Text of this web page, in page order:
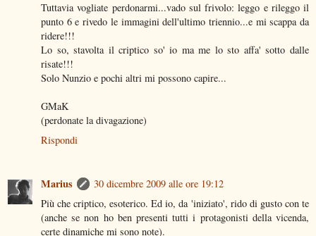
Tuttavia vogliate perdonarmi...vado sul frivolo: leggo e rileggo il
punto 6 e rivedo le immagini dell'ultimo triennio...e mi scappa da
ridere!!!
Lo so, stavolta il criptico so' io ma me lo sto affa' sotto dalle
risate!!!
Solo Nunzio e pochi altri mi possono capire...
GMaK
(perdonate la divagazione)
Rispondi
Marius
30 dicembre 2009 alle ore 19:12
Più che criptico, esoterico. Ed io, da 'iniziato', rido di gusto con te
(anche se non ho ben presenti tutti i protagonisti della vicenda,
certe dinamiche mi sono note).